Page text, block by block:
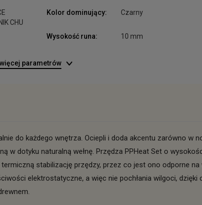
CHU
Kolor dominujący: Czarny
Wysokość runa: 10 mm
więcej parametrów
do każdego wnętrza. Ociepli i doda akcentu zarówno w
w dotyku naturalną wełnę. Przędza PPHeat Set o
stabilizację przędzy, przez co jest ono odporne
elektrostatyczne, a więc nie pochłania wilgoci,